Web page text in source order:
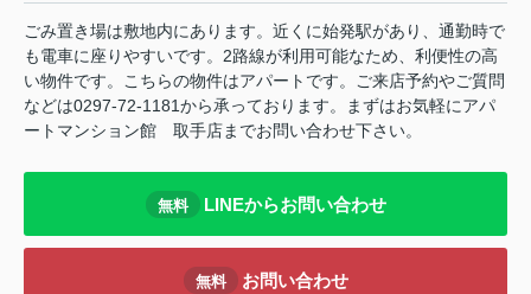
ごみ置き場は敷地内にあります。近くに始発駅があり、通勤時で
も電車に座りやすいです。2路線が利用可能なため、利便性の高
い物件です。こちらの物件はアパートです。ご来店予約やご質問
などは0297-72-1181から承っております。まずはお気軽にアパ
ートマンション館 取手店までお問い合わせ下さい。
無料 LINEからお問い合わせ
無料 お問い合わせ